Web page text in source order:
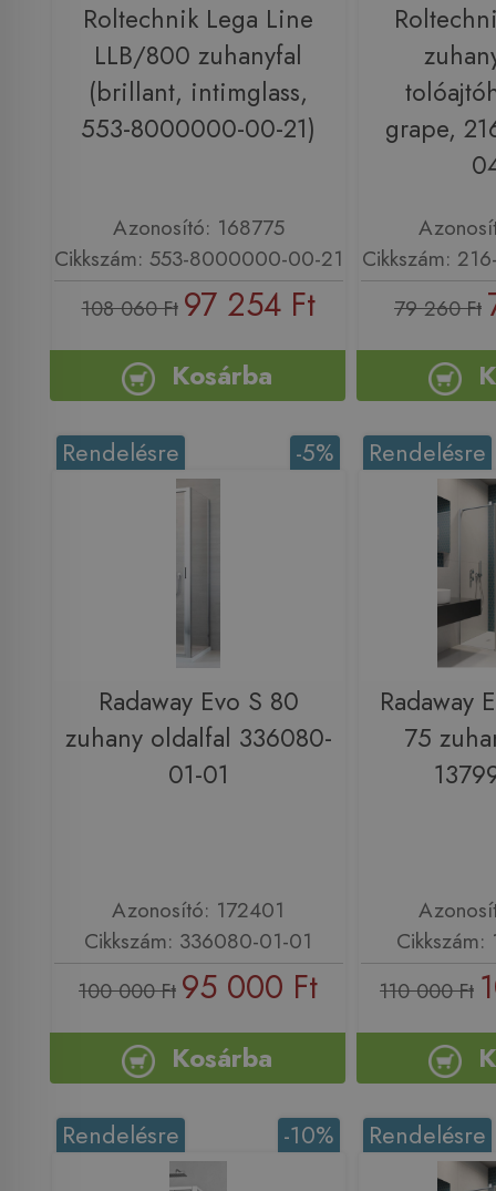
Roltechnik Lega Line
LLB/800 zuhanyfal
(brillant, intimglass,
553-8000000-00-21)
Azonosító: 168775
Cikkszám: 553-8000000-00-21
108 060 Ft 97 254 Ft
Kosárba
grape,
Cikkszám:
79 260 Ft
-5%
Rendelésre
Radaway Evo S 80
zuhany oldalfal 336080-
01-01
Azonosító: 172401
Cikkszám: 336080-01-01
100 000 Ft 95 000 Ft
Kosárba
Rendelésre
Radaway
75
110 000 Ft
-10%
Rendelésre Rendelésre